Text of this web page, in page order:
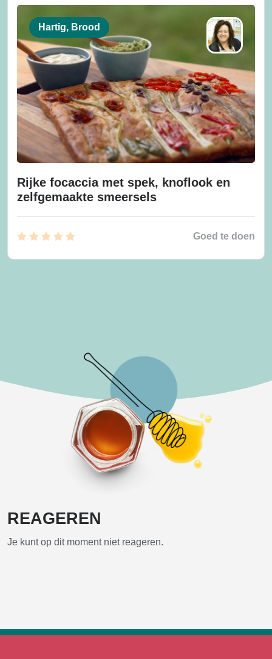
Hartig, Brood
Rijke focaccia met spek, knoflook en
zelfgemaakte smeersels
Goed te doen
REAGEREN
Je kunt op dit moment niet reageren.